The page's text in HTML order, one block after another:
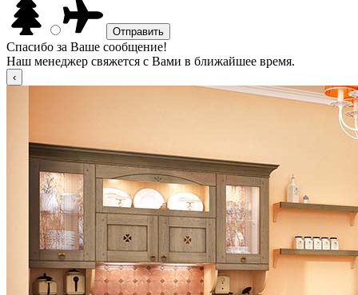
Спасибо за Ваше сообщение!
Наш менеджер свяжется с Вами в ближайшее время.